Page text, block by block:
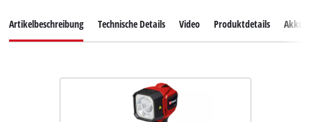
Artikelbeschreibung Technische Details Video Produktdetails